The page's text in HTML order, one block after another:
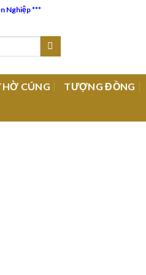
Nghiệp ***
CÚNG TƯỢNG ĐỒNG